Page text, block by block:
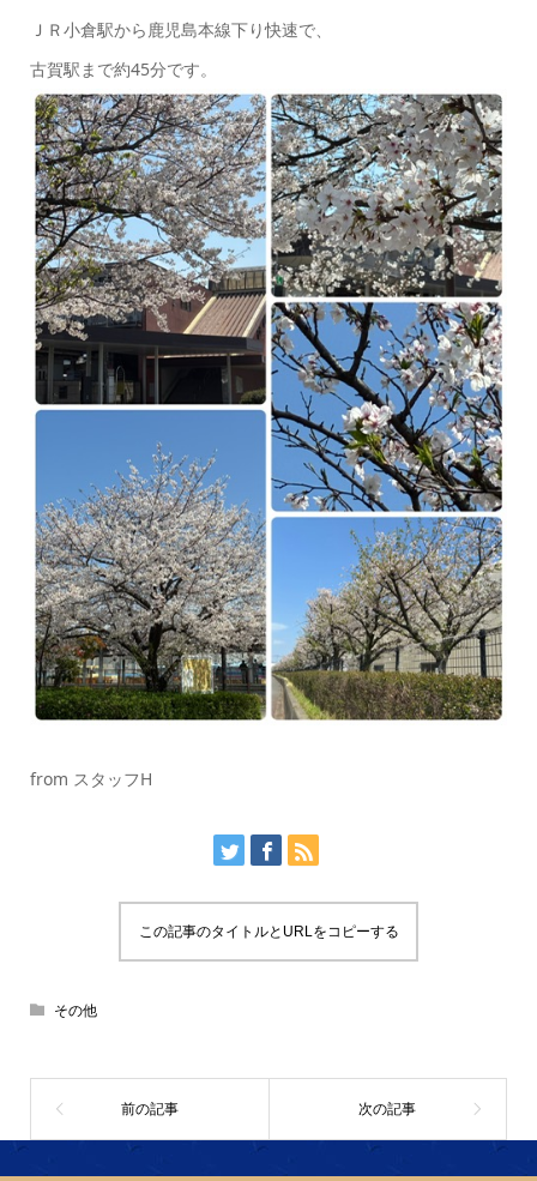
ＪＲ小倉駅から鹿児島本線下り快速で、
古賀駅まで約45分です。
from スタッフH
この記事のタイトルとURLをコピーする
その他